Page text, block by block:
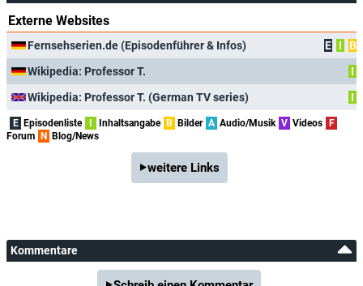
Externe Websites
Fernsehserien.de (Episodenführer & Infos) E I
B
Wikipedia: Professor T.
I
Wikipedia: Professor T. (German TV series)
I
E Episodenliste Inhaltsangabe B Bilder A Audio/Musik V Videos
F
Forum
N Blog/News
weitere Links
Kommentare